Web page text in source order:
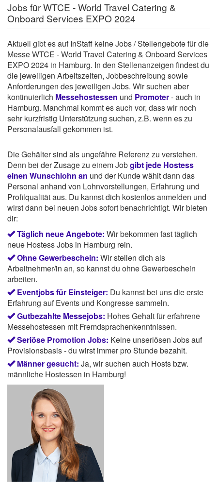
Jobs für WTCE - World Travel Catering &
Onboard Services EXPO 2024
Aktuell gibt es auf InStaff keine Jobs / Stellengebote für die
Messe WTCE - World Travel Catering & Onboard Services
EXPO 2024 in Hamburg. In den Stellenanzeigen findest du
die jeweiligen Arbeitszeiten, Jobbeschreibung sowie
Anforderungen des jeweiligen Jobs. Wir suchen aber
kontinuierlich Messehostessen und Promoter- auch in
Hamburg. Manchmal kommt es auch vor, dass wir noch
sehr kurzfristig Unterstützung suchen, z.B. wenn es zu
Personalausfall gekommen ist.
Die Gehälter sind als ungefähre Referenz zu verstehen.
Denn bei der Zusage zu einem Jobgibt jede Hostess
einen Wunschlohn an und der Kunde wählt dann das
Personal anhand von Lohnvorstellungen, Erfahrung und
Profilqualität aus. Du kannst dich kostenlos anmelden und
wirst dann bei neuen Jobs sofort benachrichtigt. Wir bieten
dir:
Täglich neue Angebote: Wir bekommen fast täglich
neue Hostess Jobs in Hamburg rein.
Ohne Gewerbeschein: Wir stellen dich als
Arbeitnehmer/in an, so kannst du ohne Gewerbeschein
arbeiten.
Eventjobs für Einsteiger: Du kannst bei uns die erste
Erfahrung auf Events und Kongresse sammeln.
Gutbezahlte Messejobs: Hohes Gehalt für erfahrene
Messehostessen mit Fremdsprachenkenntnissen.
Seriöse Promotion Jobs: Keine unseriösen Jobs auf
Provisionsbasis - du wirst immer pro Stunde bezahlt.
Männer gesucht: Ja, wir suchen auch Hosts bzw.
männliche Hostessen in Hamburg!